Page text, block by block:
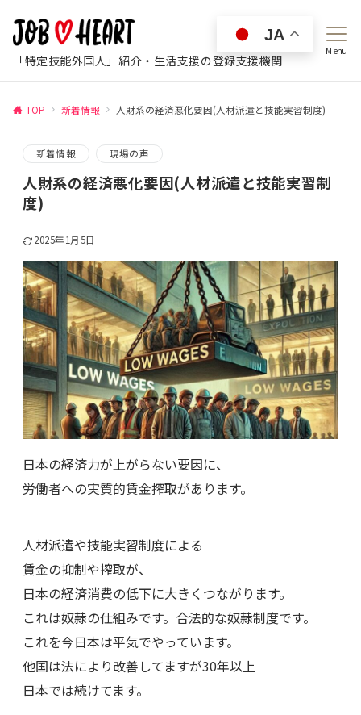
「特定技能外国人」紹介・生活支援の登録支援機関
Menu
TOP 新着情報 人財系の経済悪化要因(人材派遣と技能実習制度)
新着情報 現場の声
人財系の経済悪化要因(人材派遣と技能実習制
度)
2025年1月5日
日本の経済力が上がらない要因に、
労働者への実質的賃金搾取があります。
人材派遣や技能実習制度による
賃金の抑制や搾取が、
日本の経済消費の低下に大きくつながります。
これは奴隷の仕組みです。合法的な奴隷制度です。
これを今日本は平気でやっています。
他国は法により改善してますが30年以上
日本では続けてます。
JA